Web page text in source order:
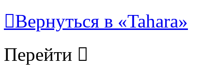
Вернуться в «Tahara»
Перейти